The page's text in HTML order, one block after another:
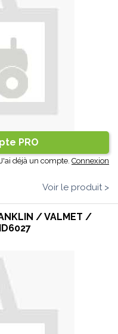
PRO
J'ai déjà un compte. Connexion
Voir le produit >
/ VALMET /